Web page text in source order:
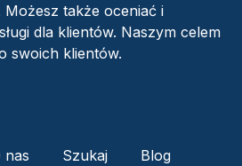
Możesz także oceniać i
dla klientów. Naszym celem
swoich klientów.
nas Szukaj
Blog